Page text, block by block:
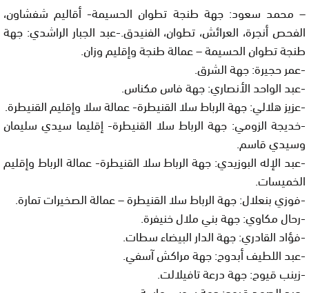
– محمد سعود: جهة طنجة تطوان الحسيمة- أقاليم شفشاون،
الفحص أنجرة، العرائش، تطوان، الفنيدق.-عبد الجبار الراشدي: جهة
طنجة تطوان الحسيمة – عمالة طنجة وإقليم وزان.
-عمر حجيرة: جهة الشرق.
-عبد الواحد الأنصاري: جهة فاس مكناس.
-عزيز هلالي: جهة الرباط سلا القنيطرة- عمالة سلا وإقليم القنيطرة.
-خديجة الزومي: جهة الرباط سلا القنيطرة- إقليما سيدي سليمان
وسيدي قاسم.
-عبد الإله البوزيدي: جهة الرباط سلا القنيطرة- عمالة الرباط وإقليم
الخميسات.
-فوزي بنعلال: جهة الرباط سلا القنيطرة – عمالة الصخيرات تمارة.
-رحال مكاوي: جهة بني ملال خنيفرة.
-فؤاد القادري: جهة الدار البيضاء سطات.
-عبد اللطيف أبدوح: جهة مراكش آسفي.
-زينب قيوح: جهة درعة تافيلالت.